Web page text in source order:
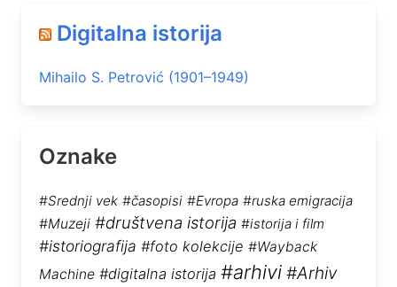
Digitalna istorija
Mihailo S. Petrović (1901–1949)
Oznake
#Srednji vek #časopisi #Evropa #ruska emigracija
#Muzeji #društvena istorija #istorija i film
#istoriografija #foto kolekcije #Wayback
Machine #digitalna istorija #arhivi #Arhiv